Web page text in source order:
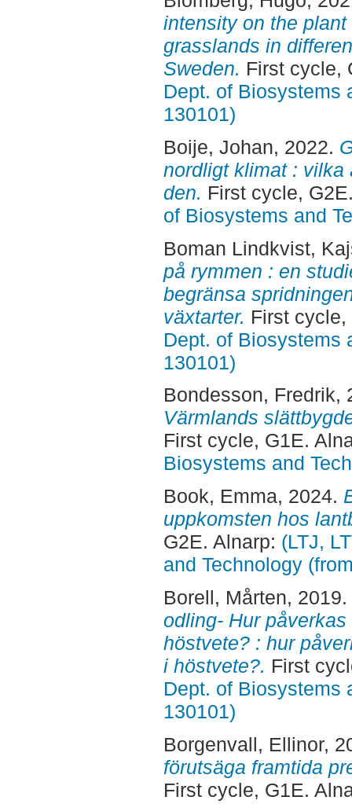
intensity on the
grasslands in
Sweden. First cycle,
Dept. of Biosystems
130101)
Boije, Johan, 2022.
nordligt klimat : vilka
den. First cycle,
of Biosystems and
Boman Lindkvist,
på rymmen : en
begränsa
växtarter. First
Dept. of Biosystems
130101)
Bondesson, Fredrik,
Värmlands
First cycle, G1E.
Biosystems and
Book, Emma, 2024.
uppkomsten hos
G2E. Alnarp: (LTJ,
and Technology
Borell, Mårten, 2019.
odling- Hur
höstvete? : hur
i höstvete?. First
Dept. of Biosystems
130101)
Borgenvall, Ellinor,
förutsäga framtida
First cycle, G1E.